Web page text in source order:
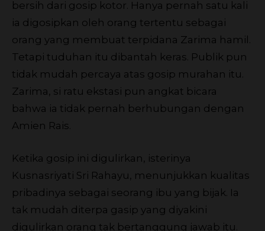
bersih dari gosip kotor. Hanya pernah satu kali
ia digosipkan oleh orang tertentu sebagai
orang yang membuat terpidana Zarima hamil.
Tetapi tuduhan itu dibantah keras. Publik pun
tidak mudah percaya atas gosip murahan itu.
Zarima, si ratu ekstasi pun angkat bicara
bahwa ia tidak pernah berhubungan dengan
Amien Rais.
Ketika gosip ini digulirkan, isterinya
Kusnasriyati Sri Rahayu, menunjukkan kualitas
pribadinya sebagai seorang ibu yang bijak. Ia
tak mudah diterpa gasip yang diyakini
digulirkan orang tak bertanggung jawab itu.